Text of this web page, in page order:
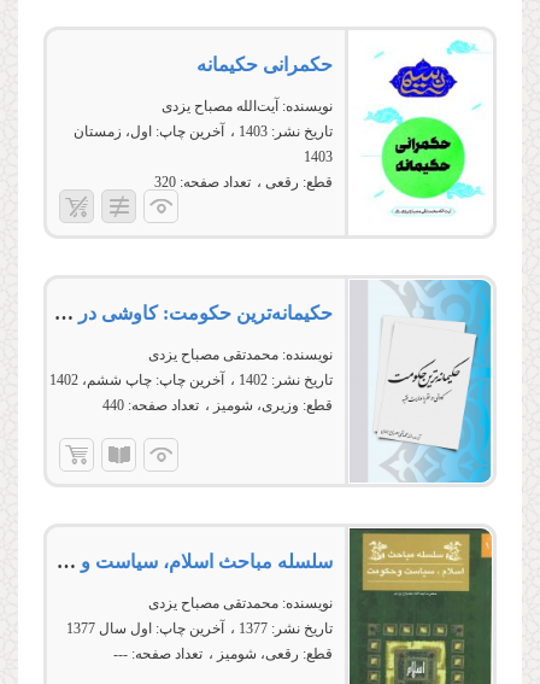
حکمرانی حکیمانه
نویسنده: آیت‌الله مصباح یزدی
تاریخ نشر: 1403 آخرین چاپ: اول، زمستان
1403
قطع: رقعی تعداد صفحه: 320
حکیمانه‌ترین حکومت: کاوشی در نظریه ولایت فقیه
نویسنده: محمدتقی مصباح یزدی
تاریخ نشر: 1402 آخرین چاپ: چاپ ششم، 1402
قطع: وزیری، شومیز تعداد صفحه: 440
سلسله مباحث اسلام، سیاست و حكومت (ج 4-1)
نویسنده: محمدتقی مصباح یزدی
تاریخ نشر: 1377 آخرین چاپ: اول سال 1377
قطع: رقعی، شومیز تعداد صفحه: ---